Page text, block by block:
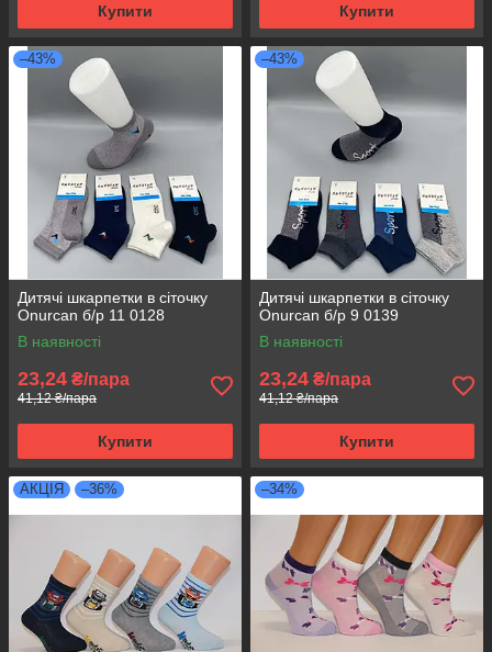
Купити Купити
–43%
Дитячі шкарпетки в сіточку
Onurcan б/р 11 0128
В наявності
23,24 ₴/пара
41,12 ₴/пара
Купити
–43%
Дитячі шкарпетки в сіточку
Onurcan б/р 9 0139
В наявності
23,24 ₴/пара
41,12 ₴/пара
Купити
АКЦІЯ –36% –34%